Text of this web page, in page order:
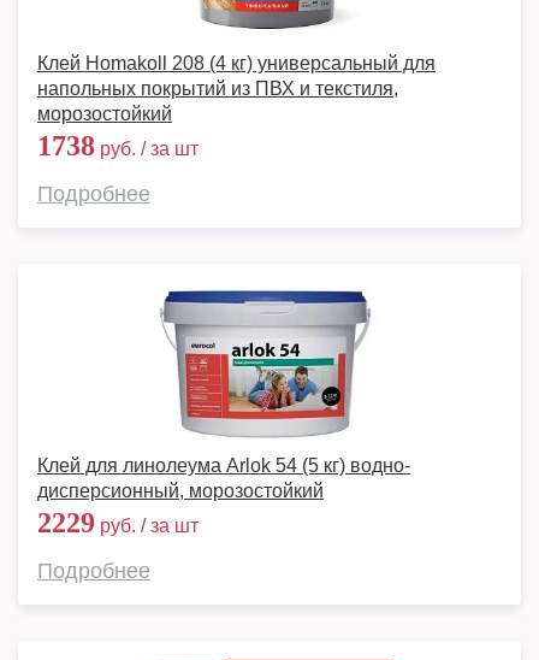
Клей Homakoll 208 (4 кг) универсальный для
напольных покрытий из ПВХ и текстиля,
морозостойкий
1738 руб. / за шт
Подробнее
Клей для линолеума Arlok 54 (5 кг) водно-
дисперсионный, морозостойкий
2229 руб. / за шт
Подробнее